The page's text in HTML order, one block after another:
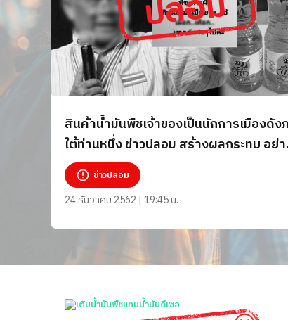
สินค้าน้ำมันพืชเจ้าของเป็นนักการเมืองดัง
ใต้ท่านหนึ่ง ข่าวปลอม สร้างผลกระทบ อย่า
แชร์ ข่าวปลอม
24 ธันวาคม 2562 | 19:45 น.